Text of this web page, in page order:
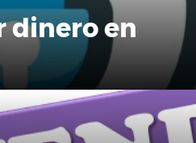
dinero en